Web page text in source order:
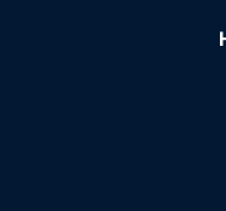
uma zona para
estacionamento no